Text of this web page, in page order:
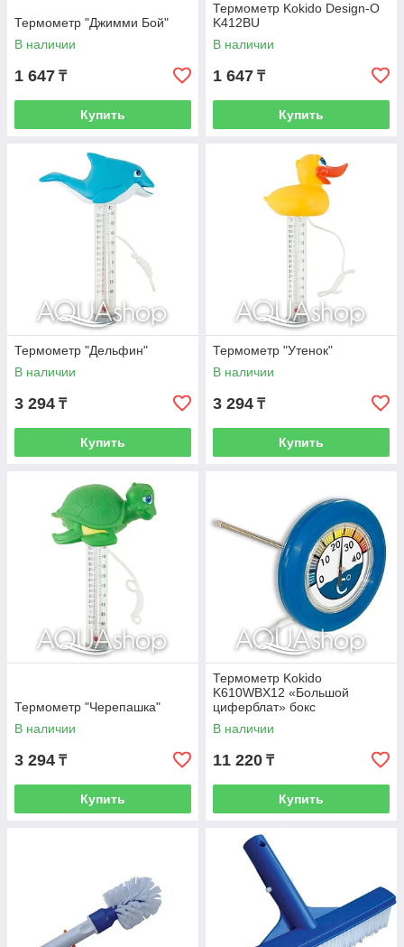
Термометр "Джимми Бой"
В наличии
1 647 ₸
Купить
Термометр Kokido Design-O
K412BU
В наличии
1 647 ₸
Купить
Термометр "Дельфин"
В наличии
3 294 ₸
Купить
Термометр "Утенок"
В наличии
3 294 ₸
Купить
Термометр "Черепашка"
В наличии
3 294 ₸
Купить
Термометр Kokido
K610WBX12 «Большой
циферблат» бокс
В наличии
11 220 ₸
Купить